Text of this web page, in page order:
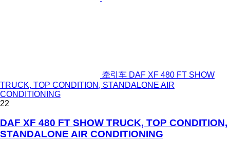
牵引车 DAF XF 480 FT SHOW
TRUCK, TOP CONDITION, STANDALONE AIR
CONDITIONING
22
DAF XF 480 FT SHOW TRUCK, TOP CONDITION,
STANDALONE AIR CONDITIONING